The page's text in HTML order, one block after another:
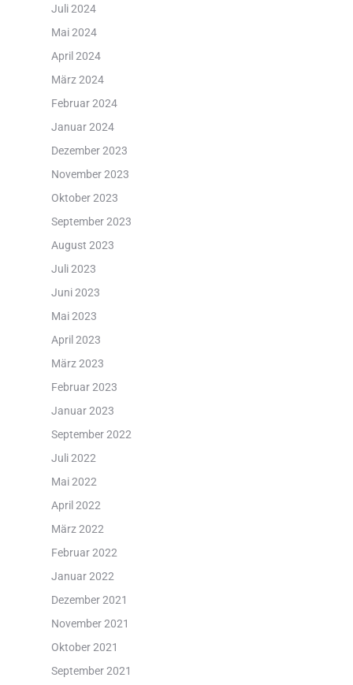
Juli 2024
Mai 2024
April 2024
März 2024
Februar 2024
Januar 2024
Dezember 2023
November 2023
Oktober 2023
September 2023
August 2023
Juli 2023
Juni 2023
Mai 2023
April 2023
März 2023
Februar 2023
Januar 2023
September 2022
Juli 2022
Mai 2022
April 2022
März 2022
Februar 2022
Januar 2022
Dezember 2021
November 2021
Oktober 2021
September 2021